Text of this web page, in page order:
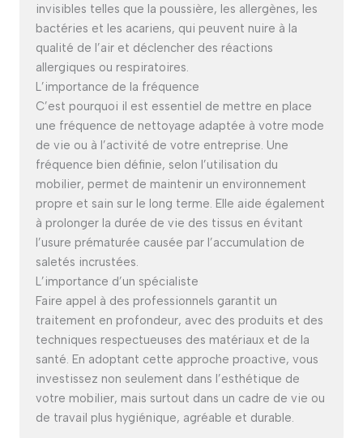
invisibles telles que la poussière, les allergènes, les
bactéries et les acariens, qui peuvent nuire à la
qualité de l’air et déclencher des réactions
allergiques ou respiratoires.
L’importance de la fréquence
C’est pourquoi il est essentiel de mettre en place
une fréquence de nettoyage adaptée à votre mode
de vie ou à l’activité de votre entreprise. Une
fréquence bien définie, selon l’utilisation du
mobilier, permet de maintenir un environnement
propre et sain sur le long terme. Elle aide également
à prolonger la durée de vie des tissus en évitant
l’usure prématurée causée par l’accumulation de
saletés incrustées.
L’importance d’un spécialiste
Faire appel à des professionnels garantit un
traitement en profondeur, avec des produits et des
techniques respectueuses des matériaux et de la
santé. En adoptant cette approche proactive, vous
investissez non seulement dans l’esthétique de
votre mobilier, mais surtout dans un cadre de vie ou
de travail plus hygiénique, agréable et durable.